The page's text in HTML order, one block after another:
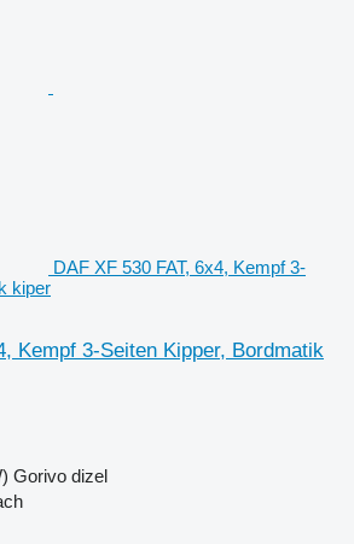
DAF XF 530 FAT, 6x4, Kempf 3-
kiper
Kempf 3-Seiten Kipper, Bordmatik
Gorivo dizel